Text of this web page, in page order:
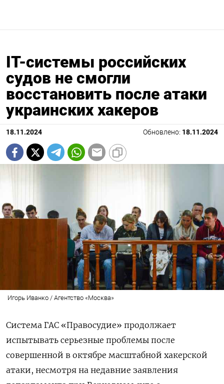
IT-системы российских
судов не смогли
восстановить после атаки
украинских хакеров
18.11.2024 Обновлено: 18.11.2024
Игорь Иванко / Агентство «Москва»
Система ГАС «Правосудие» продолжает
испытывать серьезные проблемы после
совершенной в октябре масштабной хакерской
атаки, несмотря на недавние заявления